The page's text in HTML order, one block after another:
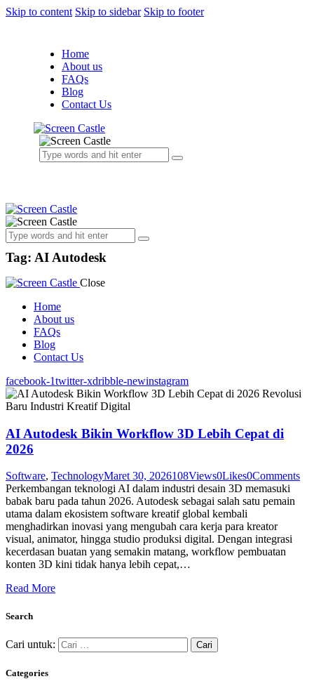
Skip to content Skip to sidebar Skip to footer
Home
About us
FAQs
Blog
Contact Us
Tag: AI Autodesk
Close
Home
About us
FAQs
Blog
Contact Us
facebook-1twitter-xdribble-newinstagram
AI Autodesk Bikin Workflow 3D Lebih Cepat di
2026
Software, TechnologyMaret 30, 2026108Views0Likes0Comments
Perkembangan teknologi AI dalam industri desain 3D memasuki
babak baru pada tahun 2026. Autodesk sebagai salah satu pemain
utama dalam ekosistem software kreatif global kembali
menghadirkan inovasi yang mengubah cara kerja para kreator
visual, animator, hingga studio produksi digital. Dengan integrasi
kecerdasan buatan yang semakin matang, workflow pembuatan
konten 3D kini tidak hanya lebih cepat,…
Read More
Search
Cari untuk:
Categories